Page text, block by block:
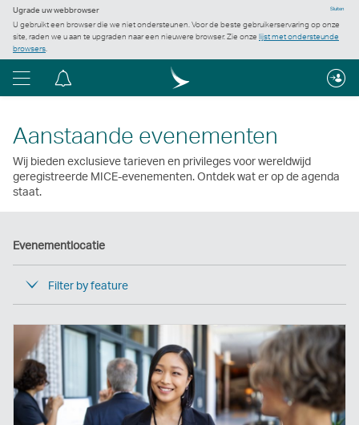
Sluiten
Ugrade uw webbrowser
U gebruikt een browser die we niet ondersteunen. Voor de beste gebruikerservaring op onze
site, raden we u aan te upgraden naar een nieuwere browser. Zie onze lijst met ondersteunde
browsers.
Aanstaande evenementen
Wij bieden exclusieve tarieven en privileges voor wereldwijd
geregistreerde MICE-evenementen. Ontdek wat er op de agenda
staat.
Evenementlocatie
Filter by feature
Nieuw
venster
openen